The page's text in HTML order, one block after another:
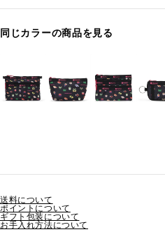
同じカラーの商品を見る
送料について
ポイントについて
ギフト包装について
お手入れ方法について